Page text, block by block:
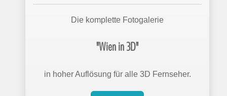
Die komplette Fotogalerie
"Wien in 3D"
in hoher Auflösung für alle 3D Fernseher.